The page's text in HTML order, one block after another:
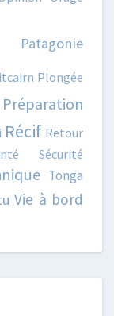
Patagonie
Plongée
Préparation
Récif Retour
Sécurité
Tonga
Vie à bord